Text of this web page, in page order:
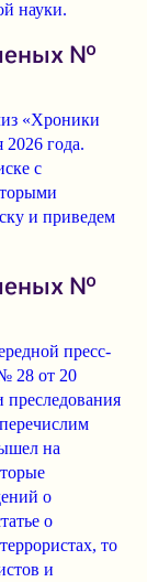
науки.
№
«Хроники
года.
с
и приведем
№
пресс-
28 от 20
преследования
на
о
о
то
и